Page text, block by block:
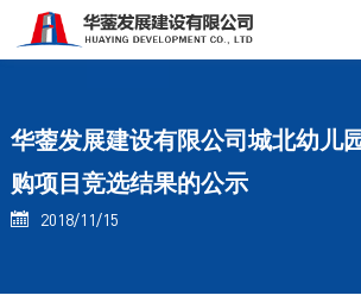
华蓥发展建设有限公司城北幼儿
购项目竞选结果的公示
 2018/11/15